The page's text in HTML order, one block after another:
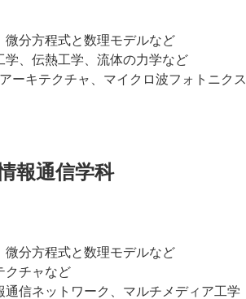
分方程式と数理モデルなど
、伝熱工学、流体の力学など
ーキテクチャ、マイクロ波フォトニクス
報通信学科
分方程式と数理モデルなど
クチャなど
信ネットワーク、マルチメディア工学